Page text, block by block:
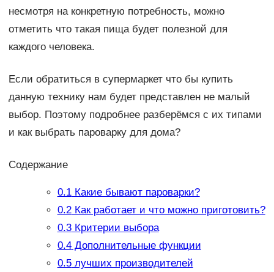
несмотря на конкретную потребность, можно
отметить что такая пища будет полезной для
каждого человека.
Если обратиться в супермаркет что бы купить
данную технику нам будет представлен не малый
выбор. Поэтому подробнее разберёмся с их типами
и как выбрать пароварку для дома?
Содержание
0.1Какие бывают пароварки?
0.2Как работает и что можно приготовить?
0.3Критерии выбора
0.4Дополнительные функции
0.5лучших производителей